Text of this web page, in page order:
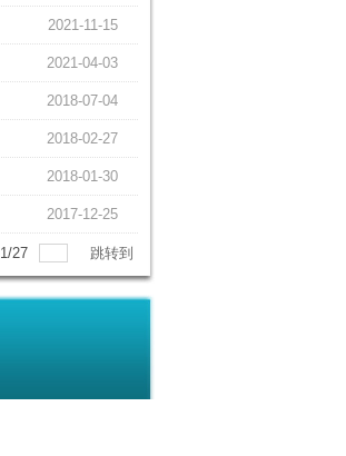
2021-11-15
2021-04-03
2018-07-04
2018-02-27
2018-01-30
2017-12-25
1/27 跳转到